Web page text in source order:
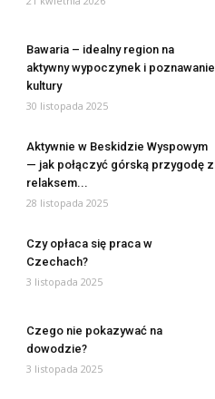
Bawaria – idealny region na
aktywny wypoczynek i poznawanie
kultury
30 listopada 2025
Aktywnie w Beskidzie Wyspowym
— jak połączyć górską przygodę z
relaksem...
28 listopada 2025
Czy opłaca się praca w
Czechach?
3 listopada 2025
Czego nie pokazywać na
dowodzie?
3 listopada 2025